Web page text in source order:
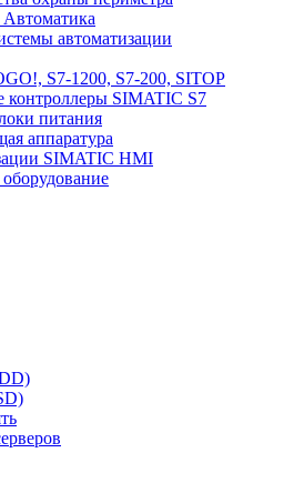
автоматизации
S7-1200, S7-200, SITOP
SIMATIC S7
питания
аппаратура
SIMATIC HMI